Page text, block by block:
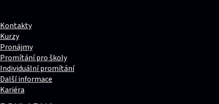
Kontakty
Kurzy
Pronájmy
Promítání pro školy
Individuální promítání
Další informace
Kariéra